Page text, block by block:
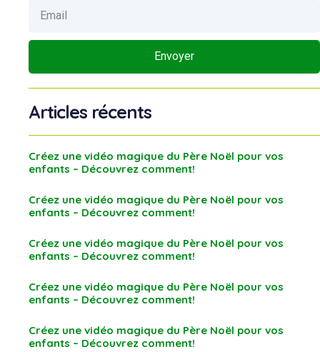
Envoyer
Articles récents
Créez une vidéo magique du Père Noël pour vos
enfants – Découvrez comment!
Créez une vidéo magique du Père Noël pour vos
enfants – Découvrez comment!
Créez une vidéo magique du Père Noël pour vos
enfants – Découvrez comment!
Créez une vidéo magique du Père Noël pour vos
enfants – Découvrez comment!
Créez une vidéo magique du Père Noël pour vos
enfants – Découvrez comment!